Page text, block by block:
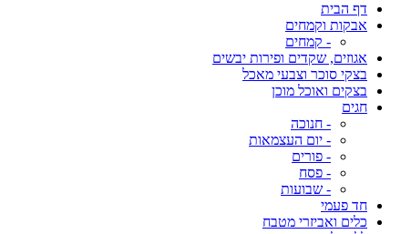
דף הבית
אבקות וקמחים
- קמחים
אגוזים, שקדים ופירות יבשים
בצקי סוכר וצבעי מאכל
בצקים ואוכל מוכן
חגים
- חנוכה
- יום העצמאות
- פורים
- פסח
- שבועות
חד פעמי
כלים ואביזרי מטבח